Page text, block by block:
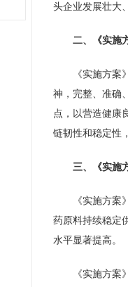
头企业发展壮大
二、《实施
《实施方
神，完整、准确
点，以营造健康
链韧性和稳定性
三、《实施
《实施方
药原料持续稳定
水平显著提高。
《实施方